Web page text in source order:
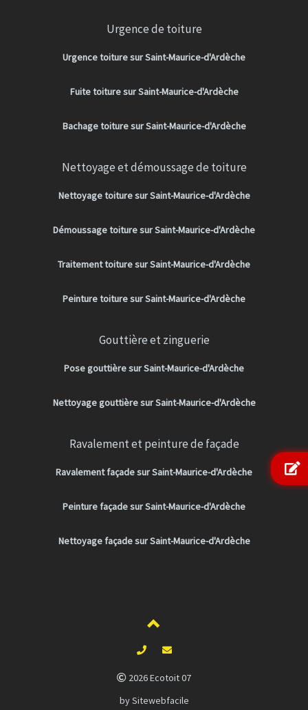
Urgence de toiture
Urgence toiture sur Saint-Maurice-d'Ardèche
Fuite toiture sur Saint-Maurice-d'Ardèche
Bachage toiture sur Saint-Maurice-d'Ardèche
Nettoyage et démoussage de toiture
Nettoyage toiture sur Saint-Maurice-d'Ardèche
Démoussage toiture sur Saint-Maurice-d'Ardèche
Traitement toiture sur Saint-Maurice-d'Ardèche
Peinture toiture sur Saint-Maurice-d'Ardèche
Gouttière et zinguerie
Pose gouttière sur Saint-Maurice-d'Ardèche
Nettoyage gouttière sur Saint-Maurice-d'Ardèche
Ravalement et peinture de façade
Ravalement façade sur Saint-Maurice-d'Ardèche
Peinture façade sur Saint-Maurice-d'Ardèche
Nettoyage façade sur Saint-Maurice-d'Ardèche
2026 Ecotoit 07
by Sitewebfacile